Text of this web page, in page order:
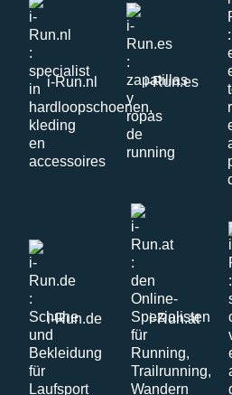
i-Run.nl i-Run.es
i-Run.de i-Run.at